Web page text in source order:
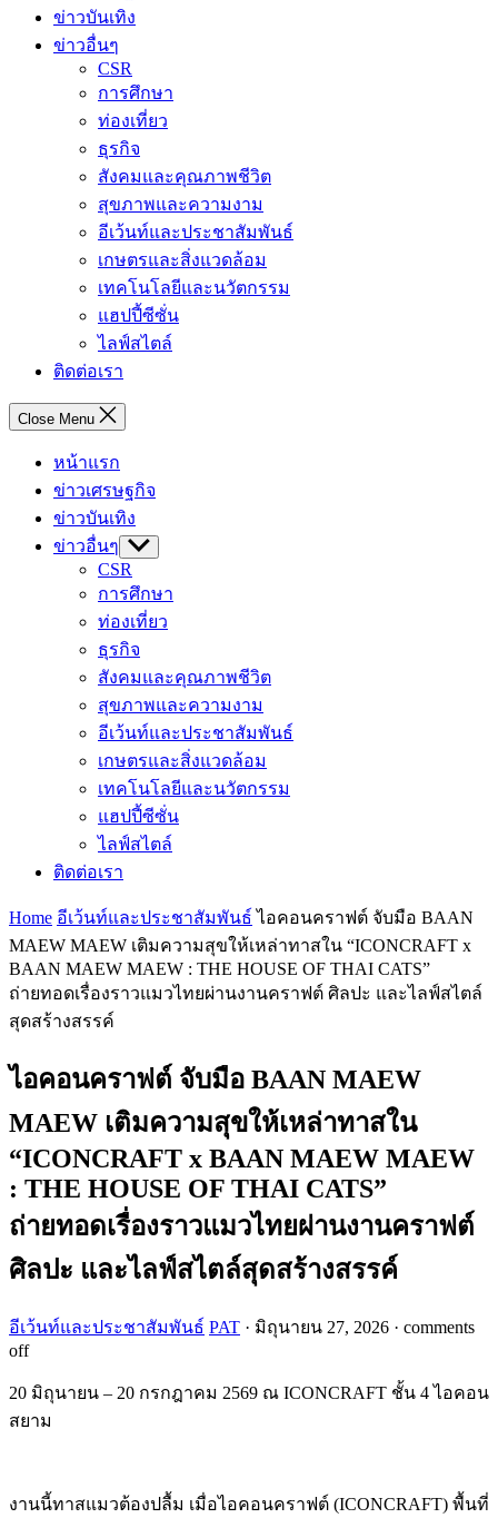
ข่าวบันเทิง
ข่าวอื่นๆ
CSR
การศึกษา
ท่องเที่ยว
ธุรกิจ
สังคมและคุณภาพชีวิต
สุขภาพและความงาม
อีเว้นท์และประชาสัมพันธ์
เกษตรและสิ่งแวดล้อม
เทคโนโลยีและนวัตกรรม
แฮปปี้ซีซั่น
ไลฟ์สไตล์
ติดต่อเรา
Close Menu
หน้าแรก
ข่าวเศรษฐกิจ
ข่าวบันเทิง
ข่าวอื่นๆ Show
sub
menu
CSR
การศึกษา
ท่องเที่ยว
ธุรกิจ
สังคมและคุณภาพชีวิต
สุขภาพและความงาม
อีเว้นท์และประชาสัมพันธ์
เกษตรและสิ่งแวดล้อม
เทคโนโลยีและนวัตกรรม
แฮปปี้ซีซั่น
ไลฟ์สไตล์
ติดต่อเรา
Home อีเว้นท์และประชาสัมพันธ์ ไอคอนคราฟต์ จับมือ BAAN
MAEW MAEW เติมความสุขให้เหล่าทาสใน “ICONCRAFT x
BAAN MAEW MAEW : THE HOUSE OF THAI CATS”
ถ่ายทอดเรื่องราวแมวไทยผ่านงานคราฟต์ ศิลปะ และไลฟ์สไตล์
สุดสร้างสรรค์
ไอคอนคราฟต์ จับมือ BAAN MAEW
MAEW เติมความสุขให้เหล่าทาสใน
“ICONCRAFT x BAAN MAEW MAEW
: THE HOUSE OF THAI CATS”
ถ่ายทอดเรื่องราวแมวไทยผ่านงานคราฟต์
ศิลปะ และไลฟ์สไตล์สุดสร้างสรรค์
อีเว้นท์และประชาสัมพันธ์ PAT · มิถุนายน 27, 2026 · comments
off
20 มิถุนายน – 20 กรกฎาคม 2569 ณ ICONCRAFT ชั้น 4 ไอคอน
สยาม
งานนี้ทาสแมวต้องปลื้ม เมื่อไอคอนคราฟต์ (ICONCRAFT) พื้นที่